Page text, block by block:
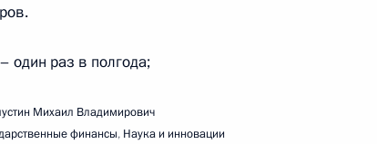
заседания форума «Сильные идеи для
один раз в полгода;
Михаил Владимирович
финансы, Наука и инновации